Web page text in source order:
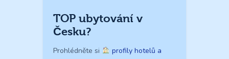
TOP ubytování v
Česku?
Prohlédněte si
profily hotelů a